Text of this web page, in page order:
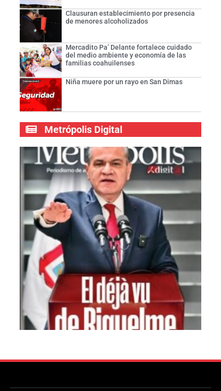
Clausuran establecimiento por presencia
de menores alcoholizados
Mercadito Pa’ Delante fortalece cuidado
del medio ambiente y economía de las
familias coahuilenses
Niña muere por un rayo en San Dimas
Metrópolis Digital